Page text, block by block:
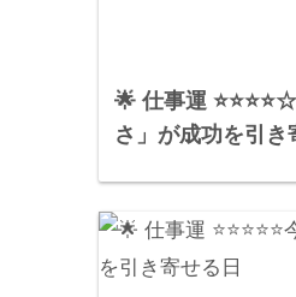
🌟 仕事運
さ」が成功を引き